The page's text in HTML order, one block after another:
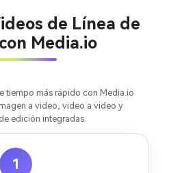
de Línea de
Media.io
tiempo más rápido con Media.io
a video, video a video y
edición integradas.
1
100 %
Gratis→